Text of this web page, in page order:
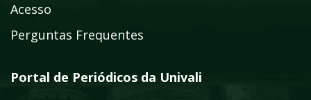
Acesso
Perguntas Frequentes
Portal de Periódicos da Univali